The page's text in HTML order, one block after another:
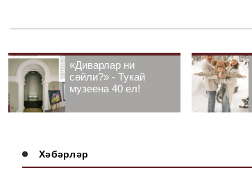
«Диварлар ни
сөйли?» - Тукай
музеена 40 ел!
Хәбәрләр